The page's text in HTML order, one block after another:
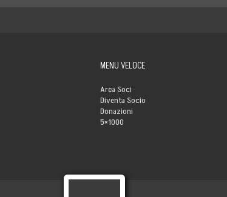
MENU VELOCE
Area Soci
Diventa Socio
Donazioni
5×1000